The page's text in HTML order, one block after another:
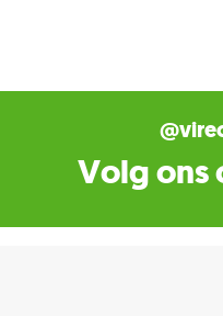
Volg ons